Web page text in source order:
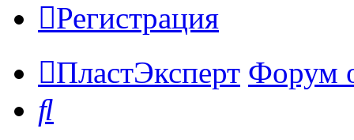
Регистрация
ПластЭксперт Форум